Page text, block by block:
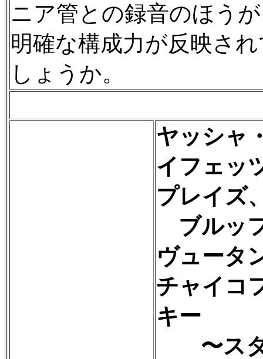
ニア管との録音のほう
明確な構成力が反映さ
しょうか。
ヤッシャ
イフェッ
プレイズ
ブルッ
ヴュータ
チャイコ
キー
〜ス